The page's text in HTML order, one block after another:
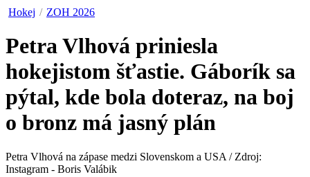
Hokej / ZOH 2026
Petra Vlhová priniesla
hokejistom šťastie. Gáborík sa
pýtal, kde bola doteraz, na boj
o bronz má jasný plán
Petra Vlhová na zápase medzi Slovenskom a USA / Zdroj:
Instagram - Boris Valábik